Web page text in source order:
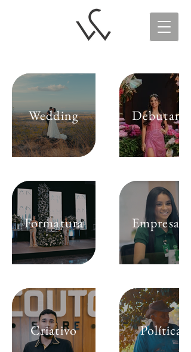
Wedding Debutante
Formatura Empresarial
Criativo Política